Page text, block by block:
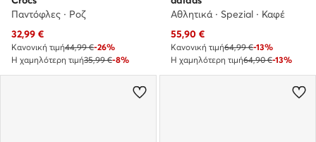
Παντόφλες · Ροζ
Τρέχουσα τιμή
32,99 €
Κανονική τιμή44,99 €-26%
Η χαμηλότερη τιμή35,99 €-8%
Αθλητικά · Spezial · Καφέ
Τρέχουσα τιμή
55,90 €
Κανονική τιμή64,99 €-13%
Η χαμηλότερη τιμή64,90 €-13%